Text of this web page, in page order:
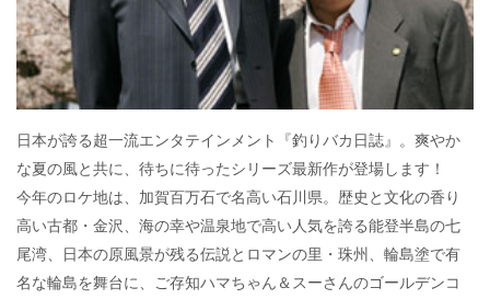
日本が誇る超一流エンタテインメント『釣りバカ日誌』。爽やか
な夏の風と共に、待ちに待ったシリーズ最新作が登場します！
今年のロケ地は、加賀百万石で名高い石川県。歴史と文化の香り
高い古都・金沢、海の幸や温泉地で高い人気を誇る能登半島の七
尾湾、日本の原風景が残る伝説とロマンの里・珠州、輪島塗で有
名な輪島を舞台に、ご存知ハマちゃん＆スーさんのゴールデンコ